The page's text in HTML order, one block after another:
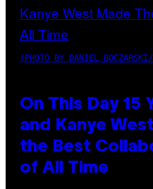
(PHOTO BY DANIEL
On This Day 15
and Kanye
the Best
of All Time